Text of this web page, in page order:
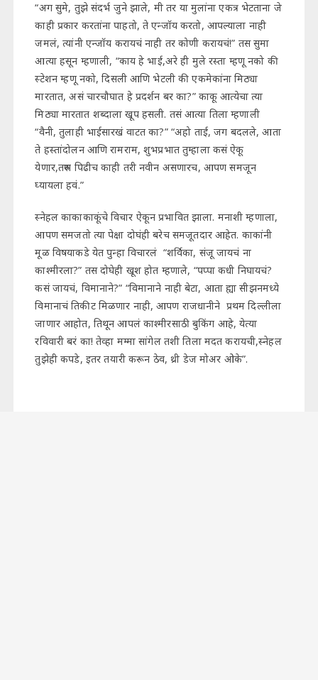
“अग सुमे, तुझे संदर्भ जुने झाले, मी तर या मुलांना एकत्र भेटताना जे
काही प्रकार करतांना पाहतो, ते एन्जॉय करतो, आपल्याला नाही
जमलं, त्यांनी एन्जॉय करायचं नाही तर कोणी करायचं!” तस सुमा
आत्या हसून म्हणाली, “काय हे भाई,अरे ही मुले रस्ता म्हणू नको की
स्टेशन म्हणू नको, दिसली आणि भेटली की एकमेकांना मिठ्या
मारतात, असं चारचौघात हे प्रदर्शन बर का?” काकू आत्येचा त्या
मिठ्या मारतात शब्दाला खूप हसली. तसं आत्या तिला म्हणाली
“वैनी, तुलाही भाईसारखं वाटत का?” “अहो ताई, जग बदलले, आता
ते हस्तांदोलन आणि रामराम, शुभप्रभात तुम्हाला कसं ऐकू
येणार,तरुण पिढीच काही तरी नवीन असणारच, आपण समजून
घ्यायला हवं.”
स्नेहल काकाकाकूंचे विचार ऐकून प्रभावित झाला. मनाशी म्हणाला,
आपण समजतो त्या पेक्षा दोघंही बरेच समजूतदार आहेत. काकांनी
मूळ विषयाकडे येत पुन्हा विचारलं “शर्विका, संजू जायचं ना
काश्मीरला?” तस दोघेही खूश होत म्हणाले, “पप्पा कधी निघायचं?
कसं जायचं, विमानाने?” “विमानाने नाही बेटा, आता ह्या सीझनमध्ये
विमानाचं तिकीट मिळणार नाही, आपण राजधानीने प्रथम दिल्लीला
जाणार आहोत, तिथून आपलं काश्मीरसाठी बुकिंग आहे, येत्या
रविवारी बरं का! तेव्हा मम्मा सांगेल तशी तिला मदत करायची,स्नेहल
तुझेही कपडे, इतर तयारी करून ठेव, थ्री डेज मोअर ओके”.